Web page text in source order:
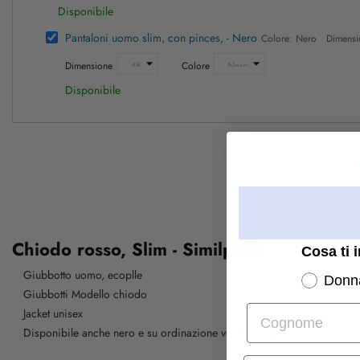
Disponibile
Pantaloni uomo slim, con pinces, - Nero Colore: Nero
Dimensione Colore
Disponibile
Chiodo rosso, Slim - Similpelle
Giubbotto uomo, ecoplle
Giubbotti Modello chiodo
Jacket unisex
Disponibile anche nero e su ordinazione verde e giallo
Cosa ti
Cognome